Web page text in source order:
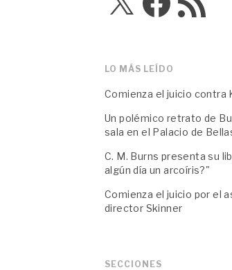
RSS
LO MÁS LEÍDO
Comienza el juicio contra
Un polémico retrato de
sala en el Palacio de
C. M. Burns presenta su
algún día un arcoíris?"
Comienza el juicio por el
director Skinner
SECCIONES